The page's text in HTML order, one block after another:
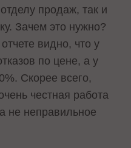
продаж, так и
Зачем это нужно?
видно, что у
по цене, а у
Скорее всего,
честная работа
не неправильное